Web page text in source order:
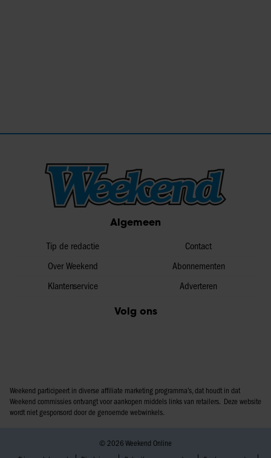
Algemeen
Tip de redactie
Over Weekend
Klantenservice
Contact
Abonnementen
Adverteren
Volg ons
Weekend participeert in diverse affiliate marketing programma’s, dat houdt in dat
Weekend commissies ontvangt voor aankopen middels links van retailers. Deze website
wordt niet gesponsord door de genoemde webwinkels.
© 2026 Weekend Online